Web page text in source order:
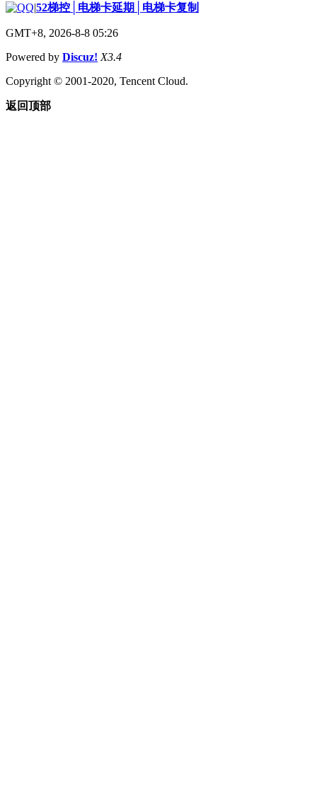
|52梯控│电梯卡延期│电梯卡复制
GMT+8, 2026-8-8 05:26
Powered by Discuz! X3.4
Copyright © 2001-2020, Tencent Cloud.
返回顶部